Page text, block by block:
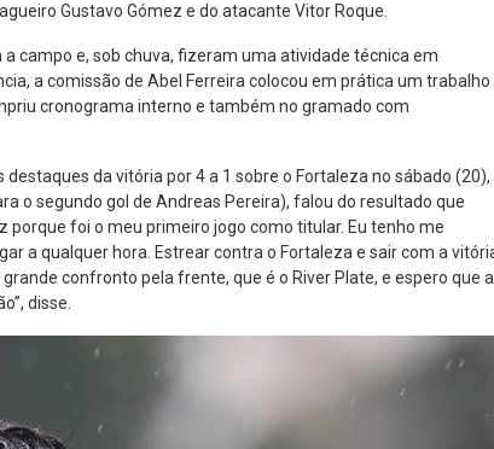
Gustavo Gómez e do atacante Vitor Roque.
campo e, sob chuva, fizeram uma atividade técnica em
a comissão de Abel Ferreira colocou em prática um trabalho
cronograma interno e também no gramado com
da vitória por 4 a 1 sobre o Fortaleza no sábado (20),
o segundo gol de Andreas Pereira), falou do resultado que
porque foi o meu primeiro jogo como titular. Eu tenho me
a qualquer hora. Estrear contra o Fortaleza e sair com a
confronto pela frente, que é o River Plate, e espero que a
disse.
,01
PLANO PRATA SUPERIOR
R$85,52